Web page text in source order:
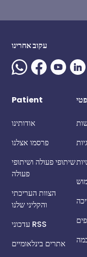
עקוב אחרינו
Patient
אודותינו
פרסמו אצלנו
שיתופי פעולה ושיתופי
פעולה
הצוות העריכתי
והקליני שלנו
עדכוני RSS
אתרים בינלאומיים